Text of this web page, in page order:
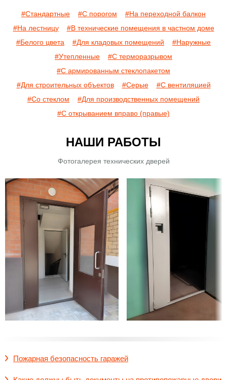
#Стандартные #С порогом
#На переходной балкон
#На лестницу
#В технические помещения в частном доме
#Белого цвета
#Для кладовых помещений
#Наружные
#Утепленные
#С терморазрывом
#С армированным стеклопакетом
#Для строительных объектов
#Серые
#С вентиляцией
#Со стеклом
#Для производственных помещений
#С открыванием вправо (правые)
НАШИ РАБОТЫ
Фотогалерея технических дверей
Пожарная безопасность гаражей